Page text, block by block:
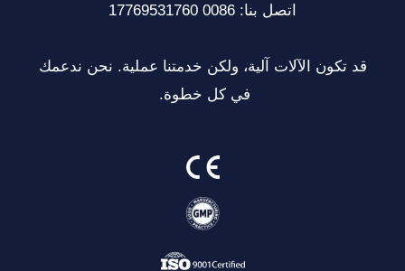
اتصل بنا: 0086 17769531760
قد تكون الآلات آلية، ولكن خدمتنا عملية. نحن ندعمك
في كل خطوة.